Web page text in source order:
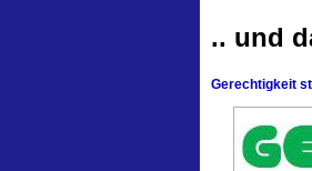
.. und
Gerechtigkeit